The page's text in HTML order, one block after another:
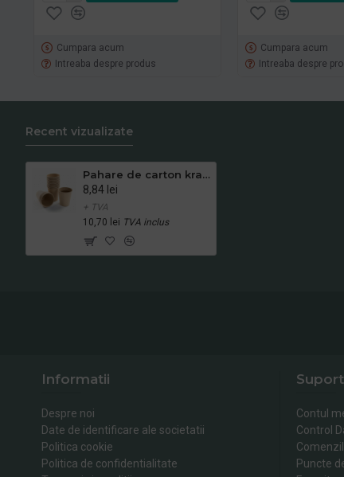
Cumpara acum
Intreaba despre produs
Cumpara acum
Intreaba despre
Recent vizualizate
Pahare de carton kraft 8 oz, 50 buc/set
8,84 lei
+ TVA
10,70 lei TVA inclus
Informatii
Despre noi
Date de identificare ale societatii
Politica cookie
Politica de confidentialitate
Contul
Control
Puncte